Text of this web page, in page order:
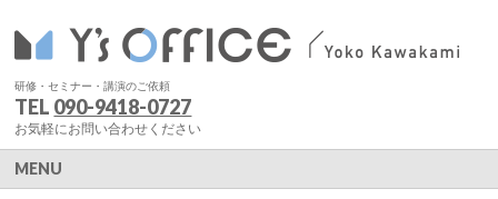
研修・セミナー・講演のご依頼
TEL 090-9418-0727
お気軽にお問い合わせください
MENU